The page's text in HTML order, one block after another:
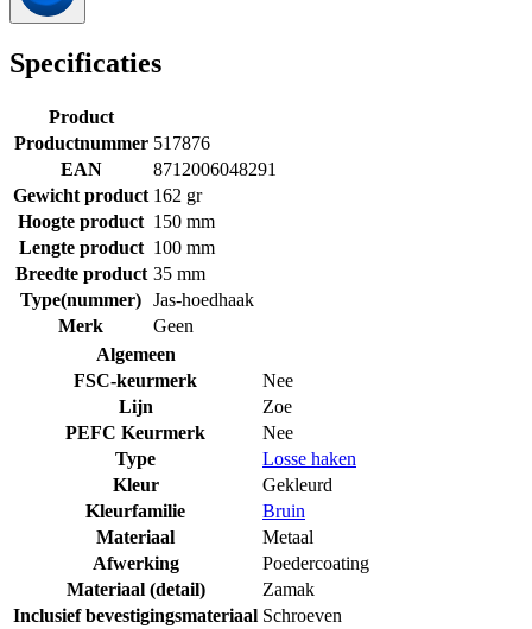
Specificaties
Product
Productnummer 517876
EAN
8712006048291
Gewicht product 162 gr
Hoogte product 150 mm
Lengte product 100 mm
Breedte product 35 mm
Type(nummer) Jas-hoedhaak
Merk
Geen
Algemeen
FSC-keurmerk
Nee
Lijn
Zoe
PEFC Keurmerk
Nee
Type
Losse haken
Kleur
Gekleurd
Kleurfamilie
Bruin
Materiaal
Metaal
Afwerking
Poedercoating
Materiaal (detail)
Zamak
Inclusief bevestigingsmateriaal Schroeven